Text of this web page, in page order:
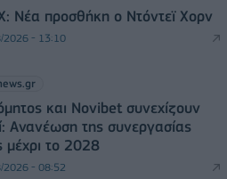
Νέα προσθήκη ο Ντόντεϊ Χορν
2026 - 13:10
και Novibet συνεχίζουν
Ανανέωση της συνεργασίας
μέχρι το 2028
2026 - 08:52